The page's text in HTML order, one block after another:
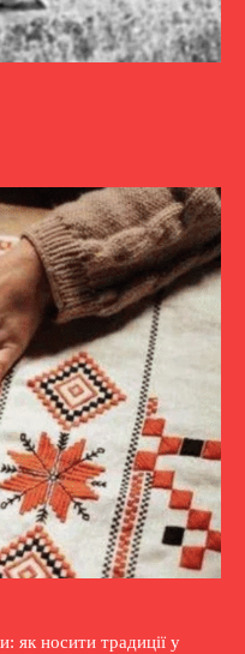
як носити традиції у